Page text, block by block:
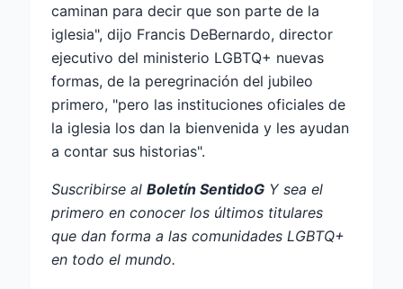
caminan para decir que son parte de la
iglesia", dijo Francis DeBernardo, director
ejecutivo del ministerio LGBTQ+ nuevas
formas, de la peregrinación del jubileo
primero, "pero las instituciones oficiales de
la iglesia los dan la bienvenida y les ayudan
a contar sus historias".
Suscribirse al Boletín SentidoG Y sea el
primero en conocer los últimos titulares
que dan forma a las comunidades LGBTQ+
en todo el mundo.